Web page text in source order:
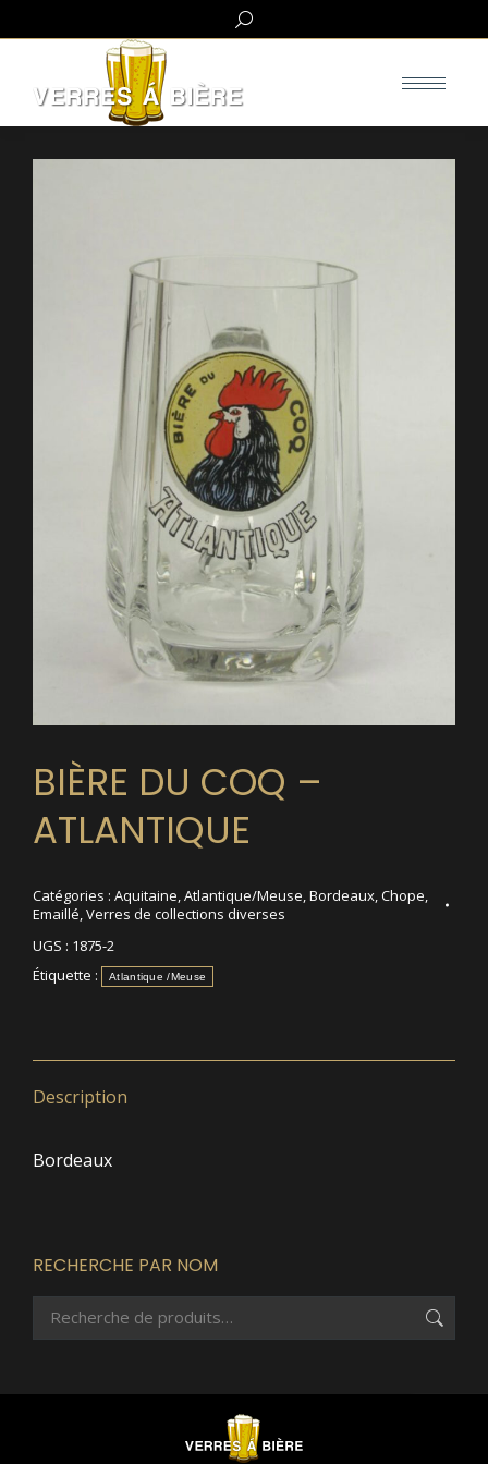
Search:
BIÈRE DU COQ –
ATLANTIQUE
Catégories : Aquitaine,Atlantique/Meuse,Bordeaux,Chope,
Emaillé,Verres de collections diverses
UGS : 1875-2
Étiquette :
Atlantique /Meuse
Description
Bordeaux
RECHERCHE PAR NOM